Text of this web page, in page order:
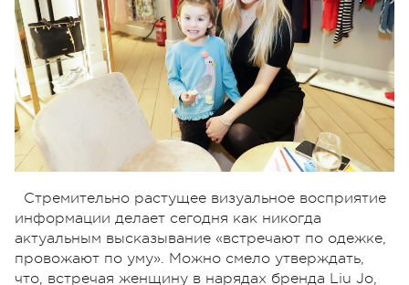
Стремительно растущее визуальное восприятие
информации делает сегодня как никогда
актуальным высказывание «встречают по одежке,
провожают по уму». Можно смело утверждать,
что, встречая женщину в нарядах бренда Liu Jo,